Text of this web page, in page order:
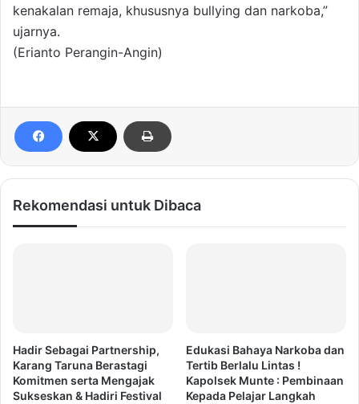
kenakalan remaja, khususnya bullying dan narkoba,”
ujarnya.
(Erianto Perangin-Angin)
Rekomendasi untuk Dibaca
Hadir Sebagai Partnership,
Karang Taruna Berastagi
Komitmen serta Mengajak
Sukseskan & Hadiri Festival
Edukasi Bahaya Narkoba dan
Tertib Berlalu Lintas !
Kapolsek Munte : Pembinaan
Kepada Pelajar Langkah